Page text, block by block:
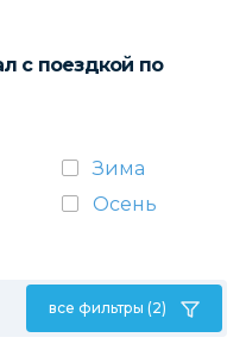
с поездкой по
Зима
Осень
все фильтры (2)